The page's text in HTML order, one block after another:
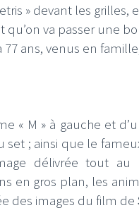
» devant les
qu’on va passer une
77 ans, venus en
« M » à gauche et
; ainsi que le
délivrée tout au
en gros plan, les
des images du film de
RIFFIFI – Surfin’
!!!